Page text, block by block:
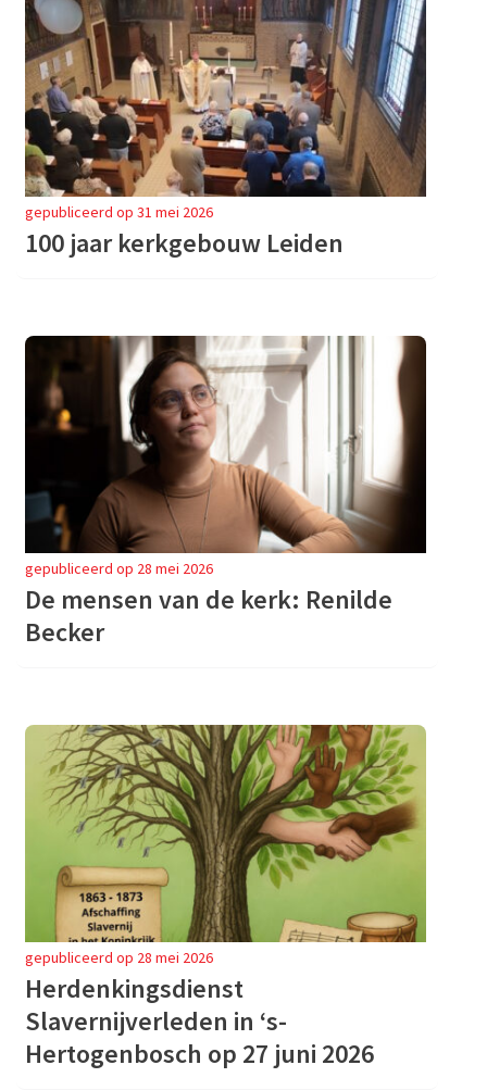
gepubliceerd op 31 mei 2026
100 jaar kerkgebouw Leiden
gepubliceerd op 28 mei 2026
De mensen van de kerk: Renilde
Becker
gepubliceerd op 28 mei 2026
Herdenkingsdienst
Slavernijverleden in ‘s-
Hertogenbosch op 27 juni 2026